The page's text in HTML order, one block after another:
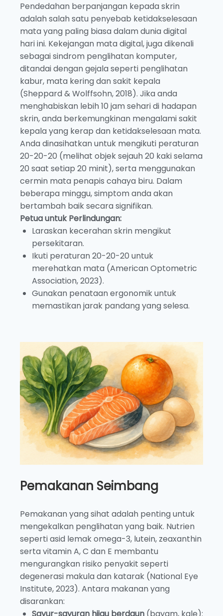
Pendedahan berpanjangan kepada skrin
adalah salah satu penyebab ketidakselesaan
mata yang paling biasa dalam dunia digital
hari ini. Kekejangan mata digital, juga dikenali
sebagai sindrom penglihatan komputer,
ditandai dengan gejala seperti penglihatan
kabur, mata kering dan sakit kepala
(Sheppard & Wolffsohn, 2018). Jika anda
menghabiskan lebih 10 jam sehari di hadapan
skrin, anda berkemungkinan mengalami sakit
kepala yang kerap dan ketidakselesaan mata.
Anda dinasihatkan untuk mengikuti peraturan
20-20-20 (melihat objek sejauh 20 kaki selama
20 saat setiap 20 minit), serta menggunakan
cermin mata penapis cahaya biru. Dalam
beberapa minggu, simptom anda akan
bertambah baik secara signifikan.
Petua untuk Perlindungan:
Laraskan kecerahan skrin mengikut
persekitaran.
Ikuti peraturan 20-20-20 untuk
merehatkan mata (American Optometric
Association, 2023).
Gunakan penataan ergonomik untuk
memastikan jarak pandang yang selesa.
Pemakanan Seimbang
Pemakanan yang sihat adalah penting untuk
mengekalkan penglihatan yang baik. Nutrien
seperti asid lemak omega-3, lutein, zeaxanthin
serta vitamin A, C dan E membantu
mengurangkan risiko penyakit seperti
degenerasi makula dan katarak (National Eye
Institute, 2023). Antara makanan yang
disarankan:
Sayur-sayuran hijau berdaun (bayam, kale):